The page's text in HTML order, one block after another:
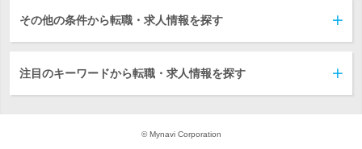
その他の条件から転職・求人情報を探す
注目のキーワードから転職・求人情報を探す
© Mynavi Corporation